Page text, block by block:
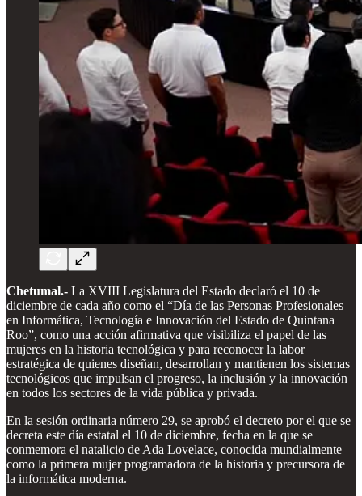
Chetumal.- La XVIII Legislatura del Estado declaró el 10 de
diciembre de cada año como el “Día de las Personas Profesionales
en Informática, Tecnología e Innovación del Estado de Quintana
Roo”, como una acción afirmativa que visibiliza el papel de las
mujeres en la historia tecnológica y para reconocer la labor
estratégica de quienes diseñan, desarrollan y mantienen los sistemas
tecnológicos que impulsan el progreso, la inclusión y la innovación
en todos los sectores de la vida pública y privada.
En la sesión ordinaria número 29, se aprobó el decreto por el que se
decreta este día estatal el 10 de diciembre, fecha en la que se
conmemora el natalicio de Ada Lovelace, conocida mundialmente
como la primera mujer programadora de la historia y precursora de
la informática moderna.